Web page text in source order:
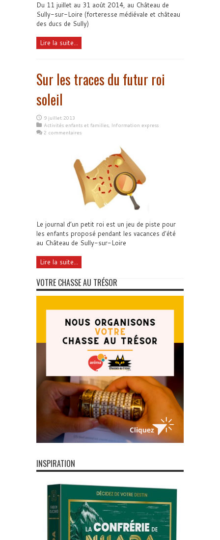
Du 11 juillet au 31 août 2014, au Château de
Sully-sur-Loire (forteresse médiévale et château
des ducs de Sully)
Lire la suite...
Sur les traces du futur roi
soleil
9 juillet 2013
Activités enfants et familles, Information express
2 commentaires
Le journal d’un petit roi est un jeu de piste pour
les enfants proposé pendant les vacances d'été
au Château de Sully-sur-Loire
Lire la suite...
VOTRE CHASSE AU TRÉSOR
INSPIRATION